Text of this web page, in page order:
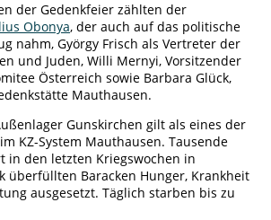
der Gedenkfeier zählten der
Obonya, der auch auf das politische
nahm, György Frisch als Vertreter der
und Juden, Willi Mernyi, Vorsitzender
Österreich sowie Barbara Glück,
Mauthausen.
Gunskirchen gilt als eines der
KZ-System Mauthausen. Tausende
in den letzten Kriegswochen in
überfüllten Baracken Hunger, Krankheit
ausgesetzt. Täglich starben bis zu